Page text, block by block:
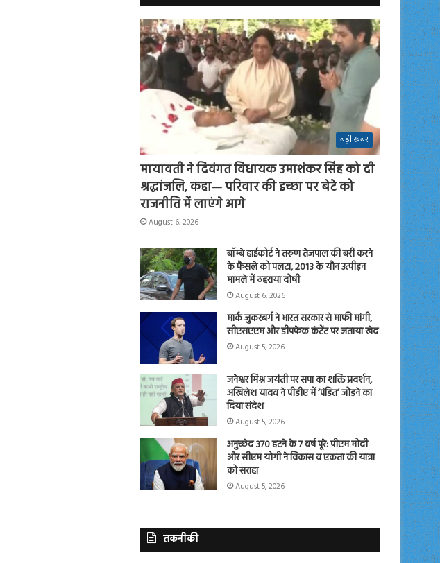
बड़ी खबर
मायावती ने दिवंगत विधायक उमाशंकर सिंह को दी
श्रद्धांजलि, कहा— परिवार की इच्छा पर बेटे को
राजनीति में लाएंगे आगे
August 6, 2026
बॉम्बे हाईकोर्ट ने तरुण तेजपाल की बरी करने
के फैसले को पलटा, 2013 के यौन उत्पीड़न
मामले में ठहराया दोषी
August 6, 2026
मार्क जुकरबर्ग ने भारत सरकार से माफी मांगी,
सीएसएएम और डीपफेक कंटेंट पर जताया खेद
August 5, 2026
जनेश्वर मिश्र जयंती पर सपा का शक्ति प्रदर्शन,
अखिलेश यादव ने पीडीए में ‘पंडित’ जोड़ने का
दिया संदेश
August 5, 2026
अनुच्छेद 370 हटने के 7 वर्ष पूरे: पीएम मोदी
और सीएम योगी ने विकास व एकता की यात्रा
को सराहा
August 5, 2026
तकनीकी